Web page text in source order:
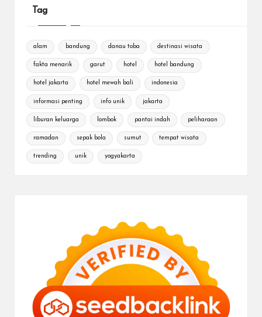
Tag
alam bandung danau toba destinasi wisata
fakta menarik garut hotel hotel bandung
hotel jakarta hotel mewah bali indonesia
informasi penting info unik jakarta
liburan keluarga lombok pantai indah peliharaan
ramadan sepak bola sumut tempat wisata
trending unik yogyakarta